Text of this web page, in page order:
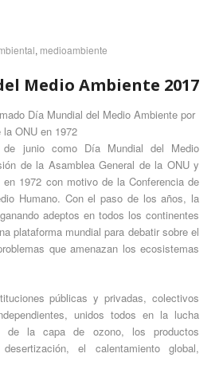
, medioambiente
Medio Ambiente 2017
Día Mundial del Medio Ambiente por
ONU en 1972
junio como Día Mundial del Medio
de la Asamblea General de la ONU y
1972 con motivo de la Conferencia de
Humano. Con el paso de los años, la
adeptos en todos los continentes
plataforma mundial para debatir sobre el
que amenazan los ecosistemas
públicas y privadas, colectivos
unidos todos en la lucha
de la capa de ozono, los productos
el calentamiento global,